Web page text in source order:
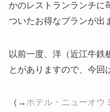
かのレストランランチに
ついたお得なプランが出
以前一度、洋（近江牛鉄
とがありますので、今回
（→ ホテル・ニューオウ